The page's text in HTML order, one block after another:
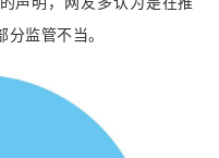
监管不当。